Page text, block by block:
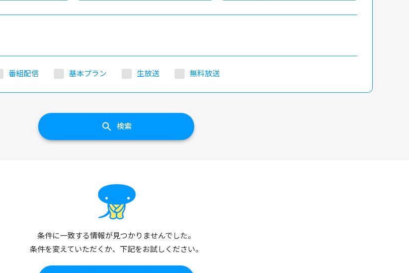
番組配信 基本プラン 生放送 無料放送
検索
条件に一致する情報が見つかりませんでした。
条件を変えていただくか、下記をお試しください。